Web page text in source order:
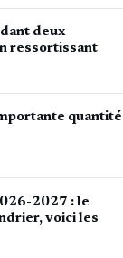
deux
ressortissant
quantité
2027 : le
voici les